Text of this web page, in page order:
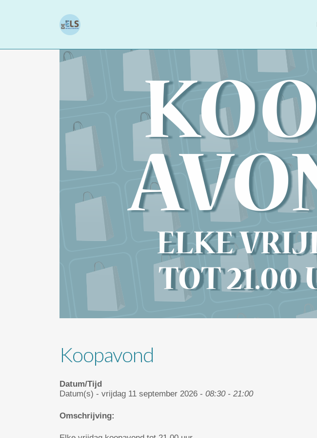
Koopavond
Datum/Tijd
Datum(s) - vrijdag 11 september 2026 - 08:30 - 21:00
Omschrijving: